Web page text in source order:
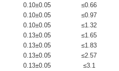
0.10±0.05 ≤0.66
0.10±0.05 ≤0.97
0.10±0.05 ≤1.32
0.13±0.05 ≤1.65
0.13±0.05 ≤1.83
0.13±0.05 ≤2.57
0.13±0.05 ≤3.1